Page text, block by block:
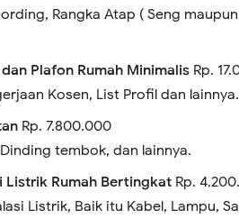
Rangka Atap ( Seng
Plafon Rumah Minimalis Rp.
Kosen, List Profil dan lainnya.
Rp. 7.800.000
tembok, dan lainnya.
Listrik Rumah Bertingkat Rp.
Listrik, Baik itu Kabel, Lampu,